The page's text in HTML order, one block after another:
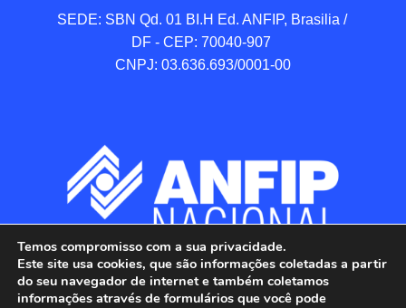
SEDE: SBN Qd. 01 BI.H Ed. ANFIP, Brasilia /
DF - CEP: 70040-907
CNPJ: 03.636.693/0001-00
Temos compromisso com a sua privacidade.
Este site usa cookies, que são informações coletadas a partir
do seu navegador de internet e também coletamos
informações através de formulários que você pode